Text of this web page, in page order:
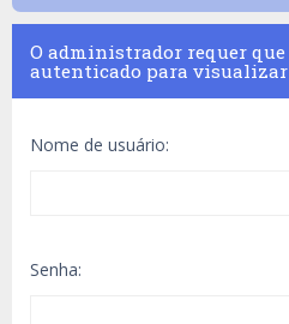
O administrador requer que
autenticado para visualizar
Nome de usuário:
Senha: